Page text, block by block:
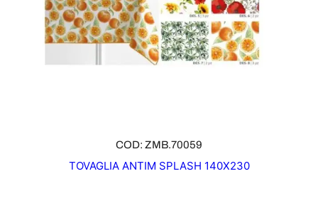
COD: ZMB.70059
TOVAGLIA ANTIM SPLASH 140X230